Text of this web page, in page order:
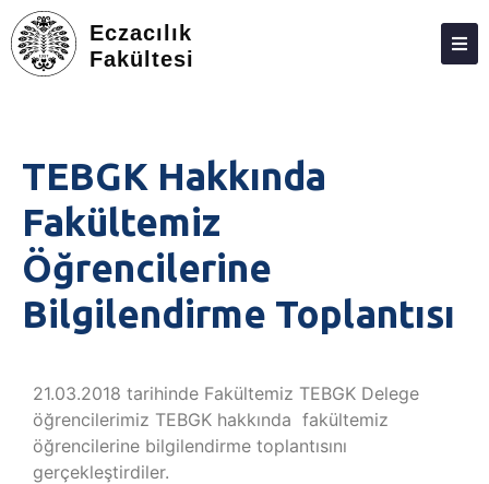
Eczacılık
Fakültesi
EĞITIM
ARAŞTIRMA
TOPLUMA KATKI
ETKINLIKLER
ECZACILIK FAKÜLTESI ANKETLERI
İLETIŞIM
TEBGK Hakkında
Fakültemiz
Öğrencilerine
Bilgilendirme Toplantısı
21.03.2018 tarihinde Fakültemiz TEBGK Delege
öğrencilerimiz TEBGK hakkında fakültemiz
öğrencilerine bilgilendirme toplantısını
gerçekleştirdiler.